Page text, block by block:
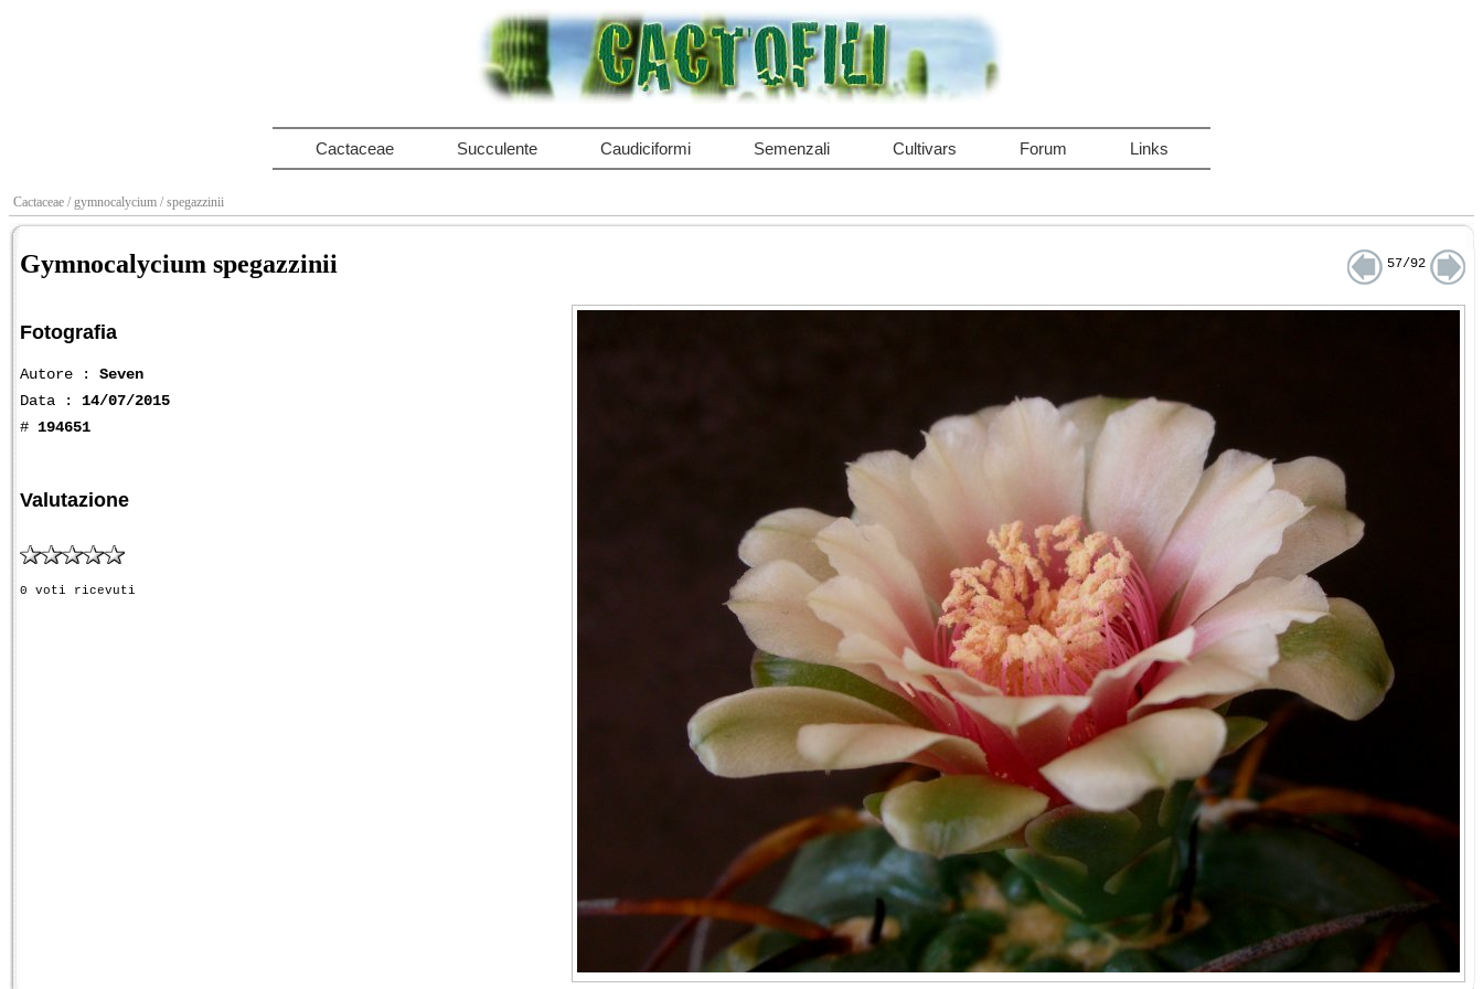
Cactaceae Succulente Caudiciformi Semenzali Cultivars Forum Links
Cactaceae / gymnocalycium / spegazzinii
Gymnocalycium spegazzinii 57/92
Fotografia
Autore : Seven
Data : 14/07/2015
# 194651
Valutazione
0 voti ricevuti